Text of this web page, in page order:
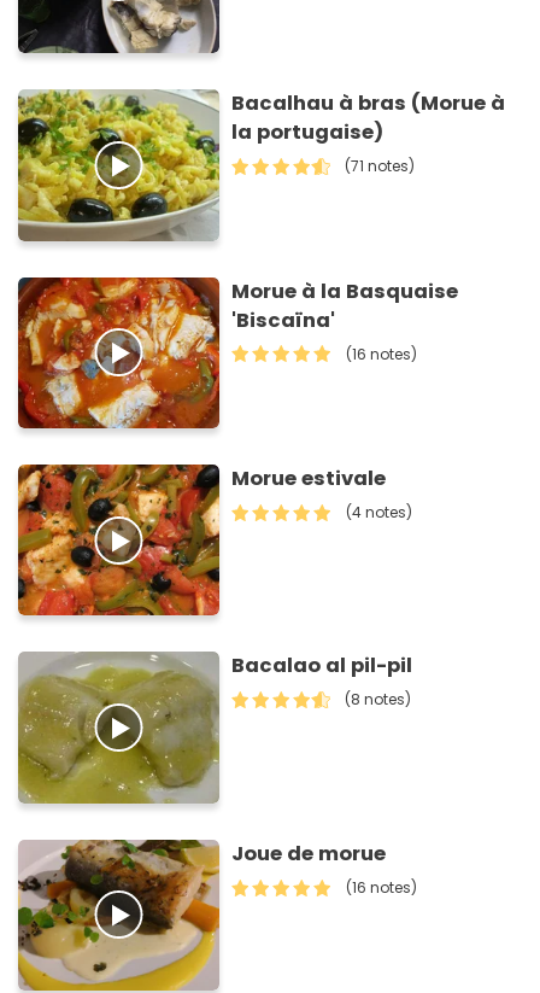
Bacalhau à bras (Morue à
la portugaise)
(71 notes)
Morue à la Basquaise
'Biscaïna'
(16 notes)
Morue estivale
(4 notes)
Bacalao al pil-pil
(8 notes)
Joue de morue
(16 notes)